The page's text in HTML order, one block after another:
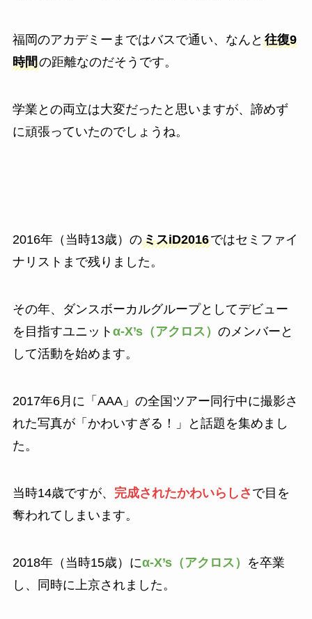
福岡のアカデミーまではバスで通い、なんと 往復9
時間の距離なのだそうです。
学業との両立は大変だったと思いますが、諦めず
に頑張っていたのでしょうね。
2016年（当時13歳）のミスiD2016ではセミファイ
ナリストまで残りました。
その年、ダンスボーカルグループとしてデビュー
を目指すユニット α‐X’s（アクロス） のメンバーと
して活動を始めます。
2017年6月に「AAA」の全国ツアー同行中に撮影さ
れた写真が「かわいすぎる！」と話題を集めまし
た。
当時14歳ですが、 完成されたかわいらしさ で目を
奪われてしまいます。
2018年（当時15歳）にα‐X’s（アクロス）
を卒業
し、同時に上京されました。